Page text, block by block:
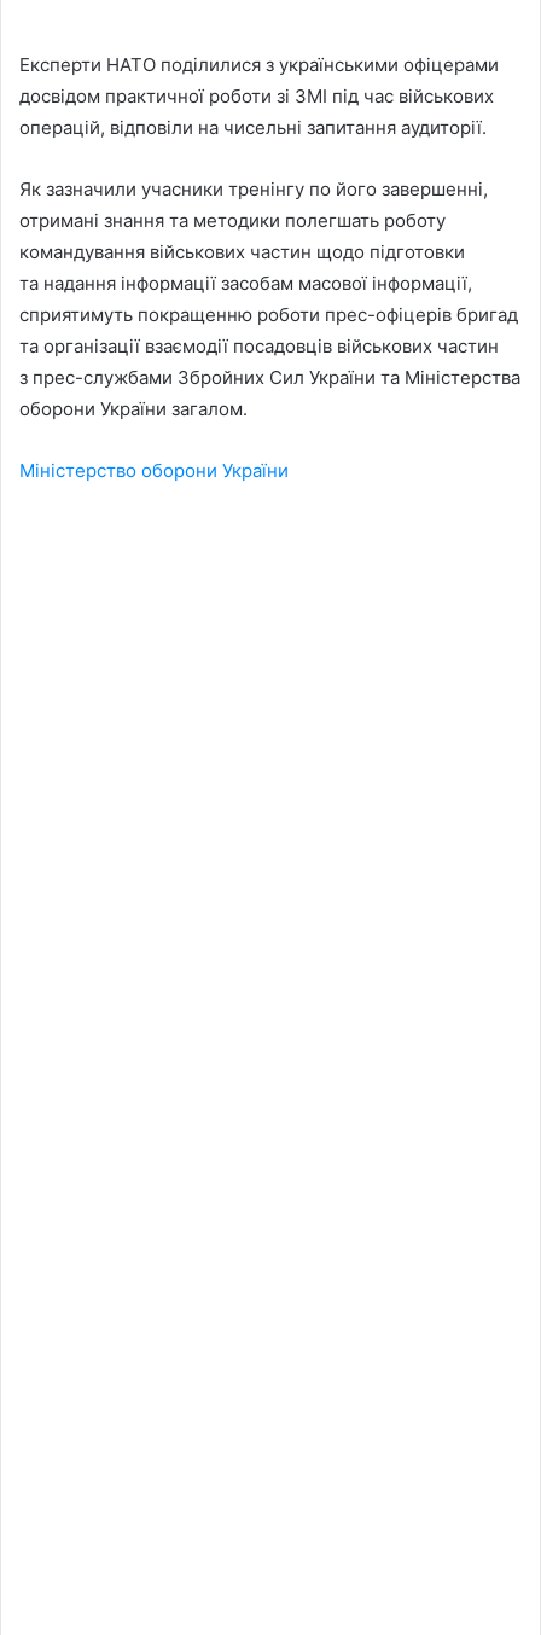
Експерти НАТО поділилися з українськими офіцерами
досвідом практичної роботи зі ЗМІ під час військових
операцій, відповіли на чисельні запитання аудиторії.
Як зазначили учасники тренінгу по його завершенні,
отримані знання та методики полегшать роботу
командування військових частин щодо підготовки
та надання інформації засобам масової інформації,
сприятимуть покращенню роботи прес-офіцерів бригад
та організації взаємодії посадовців військових частин
з прес-службами Збройних Сил України та Міністерства
оборони України загалом.
Міністерство оборони України